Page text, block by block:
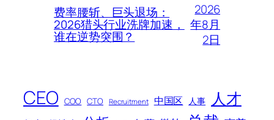
费率腰斩、巨头退场：
2026猎头行业洗牌加速，
谁在逆势突围？
2026
年8月
2日
CEO COO CTO Recruitment 中国区 人事 人才